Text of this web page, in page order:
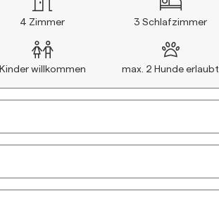
4 Zimmer 3 Schlafzimmer
Kinder willkommen max. 2 Hunde erlaubt